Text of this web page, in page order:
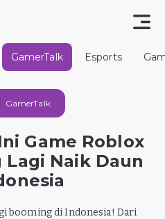
GamerTalk Esports
GamerTalk
Game Roblox
Lagi Naik Daun
booming di Indonesia! Dari